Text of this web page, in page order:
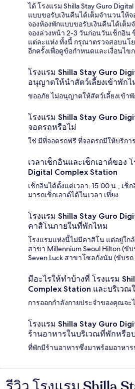
ได้ โรงแรม Shilla Stay Guro
แบบขอรับเงินคืนได้เต็มจำนวนให้
จองห้องพักแบบขอรับเงินคืนได้เต็
จองล่วงหน้า 2-3 วันก่อนวันเช็กอิน
แต่ละแห่ง ทั้งนี้ กรุณาตรวจสอบนโ
อีกครั้งเพื่อดูข้อกำหนดและเงื่อนไข
โรงแรม Shilla Stay Guro
อนุญาตให้นำสัตว์เลี้ยงเข้าพักไ
ขออภัย ไม่อนุญาตให้สัตว์เลี้ยงเข้า
โรงแรม Shilla Stay Guro
จอดรถหรือไม่
ใช่ มีที่จอดรถฟรี ที่จอดรถมีให้บริกา
เวลาเช็กอินและเช็กเอาต์ของ
Digital Complex Station
เช็กอินได้ตั้งแต่เวลา: 15:00 น., เช็
มารถเช็กเอาต์ได้ในเวลา เที่ยง
โรงแรม Shilla Stay Guro
คาสิโนภายในที่พักไหม
โรงแรมแห่งนี้ไม่มีคาสิโน แต่อยู่ใกล้
สาขา Millennium Seoul Hilton (ขั
Seven Luck สาขาโซลกังนัม (ขับรถ
มีอะไรให้ทำบ้างที่ โรงแรม
Complex Station และบริเวณ
การออกกำลังกายประจำของคุณจ
โรงแรม Shilla Stay Guro
ร้านอาหารในบริเวณที่พักหรือ
ที่พักมีร้านอาหารซึ่งมาพร้อมอาหา